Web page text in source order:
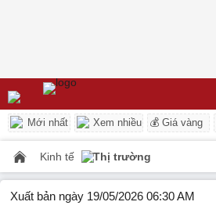
Mới nhất Xem nhiều 💰 Giá vàng
Kinh tế Thị trường
Xuất bản ngày 19/05/2026 06:30 AM